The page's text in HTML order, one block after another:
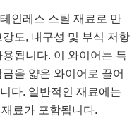
인레스 스틸 재료로 만
도, 내구성 및 부식 저항
됩니다. 이 와이어는 특
을 얇은 와이어로 끌어
다. 일반적인 재료에는
료가 포함됩니다.